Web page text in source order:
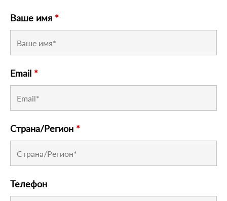
Ваше имя *
Email *
Страна/Регион *
Телефон